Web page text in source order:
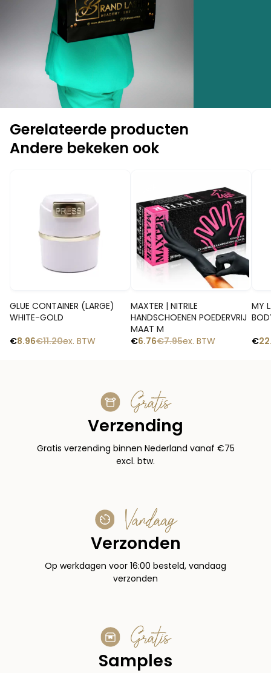
Gerelateerde producten
Andere bekeken ook
Snelle blik
GLUE CONTAINER (LARGE)
WHITE-GOLD
€11.20
€8.96 ex. BTW
MAXTER | NITRILE
HANDSCHOENEN POEDERVRIJ
MAAT M
€7.95
€6.76 ex. BTW
MY
€
Gratis
Verzending
Gratis verzending binnen Nederland vanaf €75
excl. btw.
Vandaag
Verzonden
Op werkdagen voor 16:00 besteld, vandaag
verzonden
Gratis
Samples